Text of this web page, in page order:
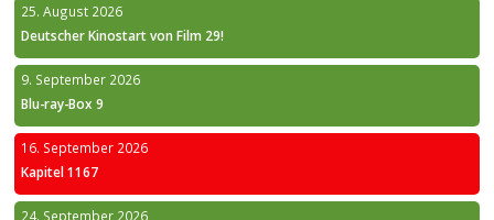
25. August 2026
Deutscher Kinostart von Film 29!
9. September 2026
Blu-ray-Box 9
16. September 2026
Kapitel 1167
24. September 2026